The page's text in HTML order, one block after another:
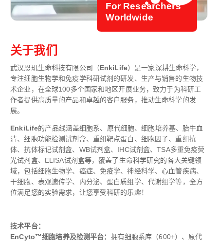
For Researchers
Worldwide
关于我们
武汉恩玑生命科技有限公司（EnkiLife）是一家深耕生命科学，
专注细胞生物学和免疫学科研试剂的研发、生产与销售的生物技
术企业，在全球100多个国家和地区开展业务，致力于为科研工
作者提供高质量的产品和卓越的客户服务，推动生命科学的发
展。
EnkiLife的产品线涵盖细胞系、原代细胞、细胞培养基、胎牛血
清、细胞功能检测试剂盒、重组靶点蛋白、细胞因子、重组抗
体、抗体标记试剂盒、WB试剂盒、IHC试剂盒、TSA多重免疫荧
光试剂盒、ELISA试剂盒等，覆盖了生命科学研究的各大关键领
域，包括细胞生物学、癌症、免疫学、神经科学、心血管疾病、
干细胞、表观遗传学、内分泌、蛋白质组学、代谢组学等，全方
位满足您的实验需求，让您享受科研的乐趣！
技术平台：
EnCyto™细胞培养及检测平台： 拥有细胞系库（600+）、原代